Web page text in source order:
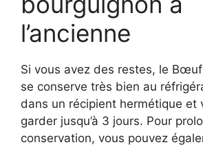
l’ancienne
Si vous avez des restes, le
se conserve très bien au
dans un récipient hermétique et
garder jusqu’à 3 jours. Pour
conservation, vous pouvez